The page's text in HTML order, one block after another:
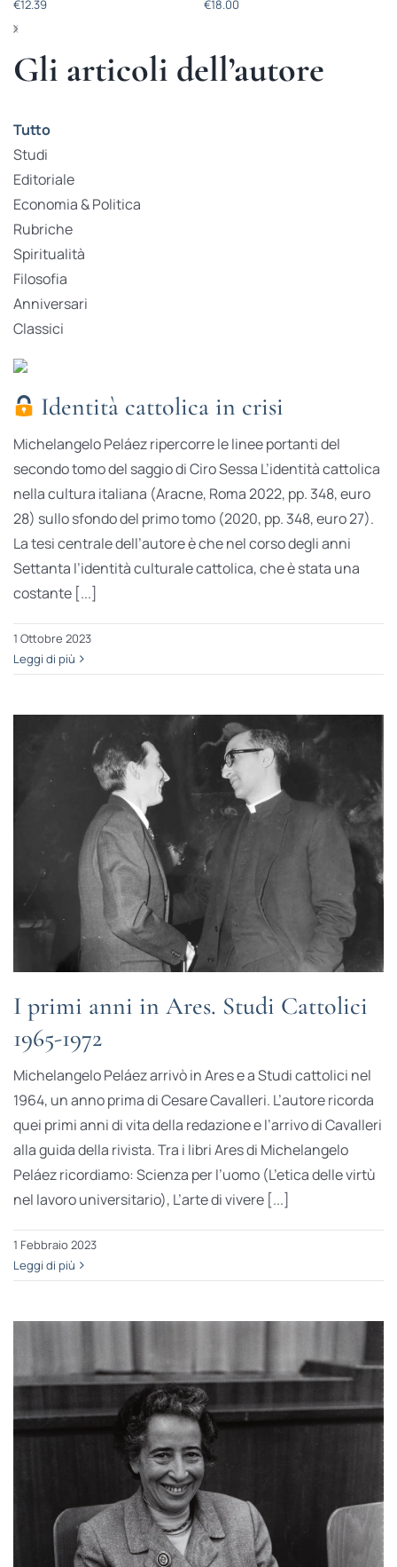
€12.39 €18.00
Gli articoli dell’autore
Tutto
Studi
Editoriale
Economia & Politica
Rubriche
Spiritualità
Filosofia
Anniversari
Classici
Identità cattolica in crisi
Michelangelo Peláez ripercorre le linee portanti del
secondo tomo del saggio di Ciro Sessa L’identità cattolica
nella cultura italiana (Aracne, Roma 2022, pp. 348, euro
28) sullo sfondo del primo tomo (2020, pp. 348, euro 27).
La tesi centrale dell’autore è che nel corso degli anni
Settanta l’identità culturale cattolica, che è stata una
costante [...]
1 Ottobre 2023
Leggi di più
I primi anni in Ares. Studi Cattolici
1965-1972
Michelangelo Peláez arrivò in Ares e a Studi cattolici nel
1964, un anno prima di Cesare Cavalleri. L’autore ricorda
quei primi anni di vita della redazione e l’arrivo di Cavalleri
alla guida della rivista. Tra i libri Ares di Michelangelo
Peláez ricordiamo: Scienza per l’uomo (L’etica delle virtù
nel lavoro universitario), L’arte di vivere [...]
1 Febbraio 2023
Leggi di più